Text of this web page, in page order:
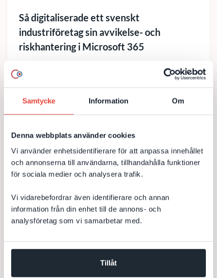
Samtycke Information Om
Denna webbplats använder cookies
Vi använder enhetsidentifierare för att anpassa innehållet
och annonserna till användarna, tillhandahålla funktioner
för sociala medier och analysera trafik.
Vi vidarebefordrar även identifierare och annan
information från din enhet till de annons- och
analysföretag som vi samarbetar med.
Tillåt
Så digitaliserade ett svenskt
industriföretag sin avvikelse- och
riskhantering i Microsoft 365
Ett svenskt företag inom maskin- och industriprodukter
behövde förbättra sina rutiner för avvikelse-, incident- och
riskhantering. Med DevCores avvikelsehanteringssystem i
SharePoint och Microsoft 365 fick verksamheten en mer
strukturerad och lättillgänglig lösning för rapportering och
uppföljning.
SharePoint Avvikelsehantering
Core365
Industri o Energi
Till kundcase
Officiell Salesforce-app för ledande